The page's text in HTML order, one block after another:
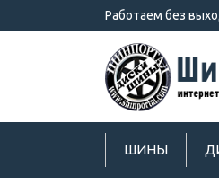
Работаем без
ШИНЫ